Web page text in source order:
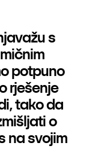
s
potpuno
rješenje
tako da
o
na svojim